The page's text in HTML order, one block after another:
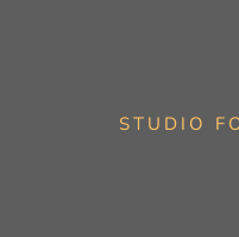
STUDIO